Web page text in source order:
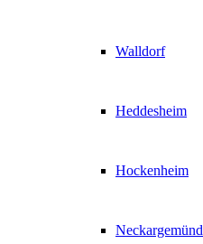
Walldorf
Heddesheim
Hockenheim
Neckargemünd